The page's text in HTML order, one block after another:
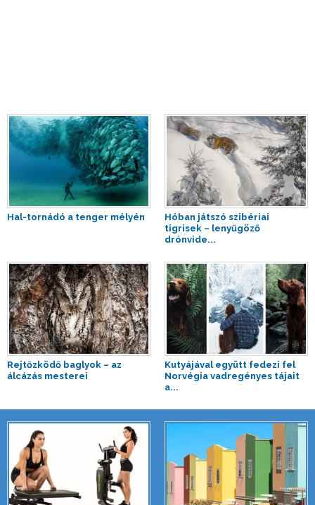
Hal-tornádó a tenger mélyén
Hóban játszó szibériai
tigrisek – lenyűgöző
drónvide...
Rejtőzködő baglyok – az
álcázás mesterei
Kutyájával együtt fedezi fel
Norvégia vadregényes tájait
a...